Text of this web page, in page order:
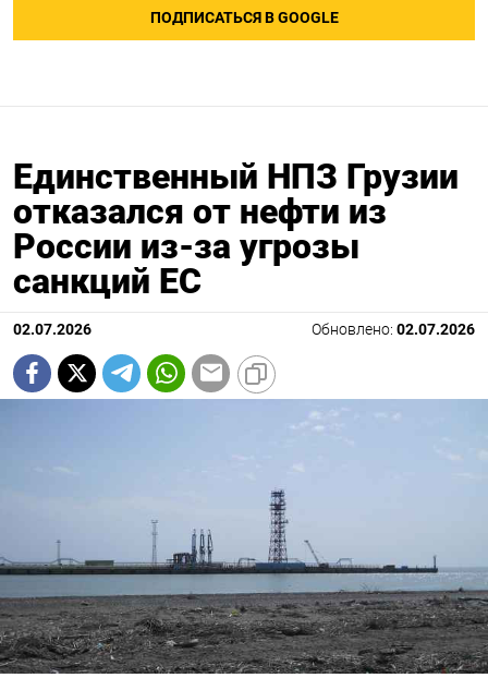
ПОДПИСАТЬСЯ В GOOGLE
Единственный НПЗ Грузии
отказался от нефти из
России из-за угрозы
санкций ЕС
02.07.2026 Обновлено: 02.07.2026